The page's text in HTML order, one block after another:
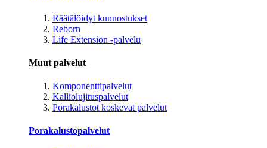
Räätälöidyt kunnostukset
Reborn
Life Extension -palvelu
Muut palvelut
Komponenttipalvelut
Kalliolujituspalvelut
Porakalustot koskevat palvelut
Porakalustopalvelut